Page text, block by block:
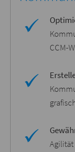
CCM-
Agilität